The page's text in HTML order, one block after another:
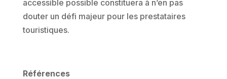
accessible possible constituera à n’en pas
douter un défi majeur pour les prestataires
touristiques.
Références